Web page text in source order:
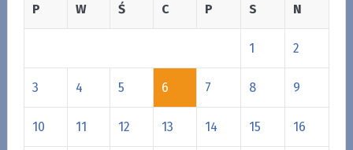
P W Ś C P S N
1 2
3 4 5 6 7 8 9
10 11 12 13 14 15 16